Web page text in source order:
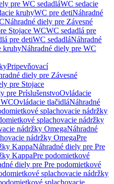
pre WC sedadláWC sedacie
kruhyWC pre detiNáhradné
Náhradné diely pre Závesné
Stojace WCWC sedadlá pre
pre detiWC sedadláNáhradné
kruhyNáhradné diely pre WC
Pripevňovací
diely pre Závesné
pre Stojace
pre PríslušenstvoOvládacie
Ovládacie tlačidláNáhradné
splachovacie nádržky
splachovacie nádržky
nádržky OmegaNáhradné
nádržky OmegaPre
KappaNáhradné diely pre Pre
KappaPre podomietkové
diely pre Pre podomietkové
splachovacie nádržky
splachovacie